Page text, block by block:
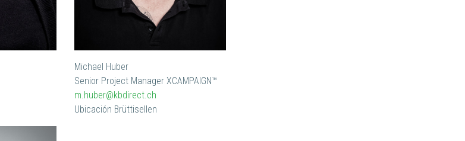
Michael Huber
Senior Project Manager XCAMPAIGN™
m.huber@kbdirect.ch
Ubicación Brüttisellen